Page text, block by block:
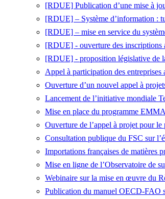
[RDUE] Publication d’une mise à
[RDUE] – Système d’information :
[RDUE] – mise en service du
[RDUE] - ouverture des inscriptions
[RDUE] - proposition législative de
Appel à participation des
Ouverture d’un nouvel appel à
Lancement de l’initiative mondiale
Mise en place du programme
Ouverture de l’appel à projet pour
Consultation publique du FSC sur
Importations françaises de matières
Mise en ligne de l’Observatoire de
Webinaire sur la mise en œuvre du
Publication du manuel OECD-FAO